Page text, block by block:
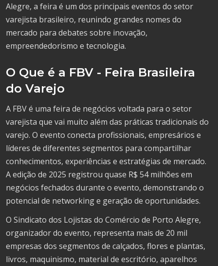
Alegre, a feira é um dos principais eventos do setor
varejista brasileiro, reunindo grandes nomes do
mercado para debates sobre inovação,
empreendedorismo e tecnologia.
O Que é a FBV - Feira Brasileira
do Varejo
A FBV é uma feira de negócios voltada para o setor
varejista que vai muito além das práticas tradicionais do
varejo. O evento conecta profissionais, empresários e
líderes de diferentes segmentos para compartilhar
conhecimentos, experiências e estratégias de mercado.
A edição de 2025 registrou quase R$ 54 milhões em
negócios fechados durante o evento, demonstrando o
potencial de networking e geração de oportunidades.
O Sindicato dos Lojistas do Comércio de Porto Alegre,
organizador do evento, representa mais de 20 mil
empresas dos segmentos de calçados, flores e plantas,
livros, maquinismo, material de escritório, aparelhos